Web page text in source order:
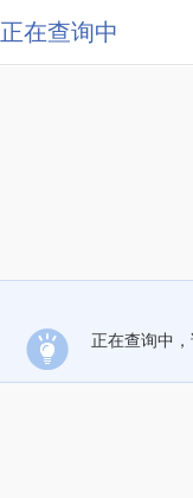
正在查询中
正在查询中